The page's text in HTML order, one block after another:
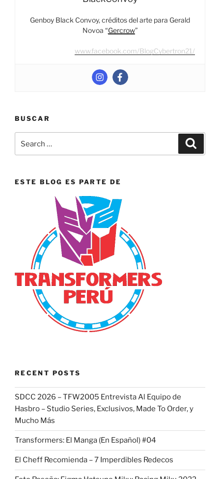
Genboy Black Convoy, créditos del arte para Gerald
Novoa “Gercrow”
www.facebook.com/BlogCybertron21/
BUSCAR
ESTE BLOG ES PARTE DE
RECENT POSTS
SDCC 2026 – TFW2005 Entrevista Al Equipo de
Hasbro – Studio Series, Exclusivos, Made To Order, y
Mucho Más
Transformers: El Manga (En Español) #04
El Cheff Recomienda – 7 Imperdibles Redecos